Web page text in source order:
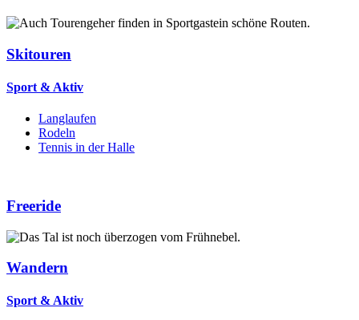
Skitouren
Sport & Aktiv
Langlaufen
Rodeln
Tennis in der Halle
Freeride
Wandern
Sport & Aktiv